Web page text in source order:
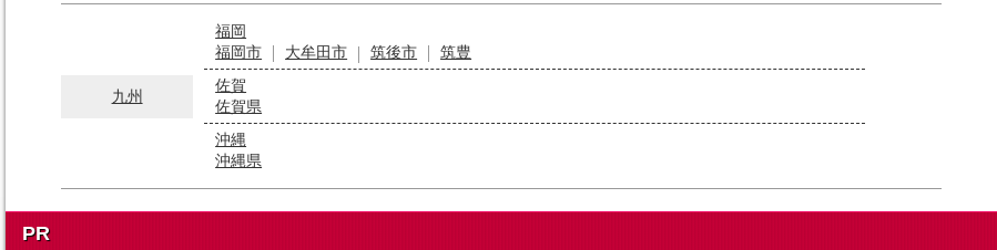
九州
福岡
福岡市
大牟田市 筑後市
筑豊
佐賀
佐賀県
沖縄
沖縄県
PR